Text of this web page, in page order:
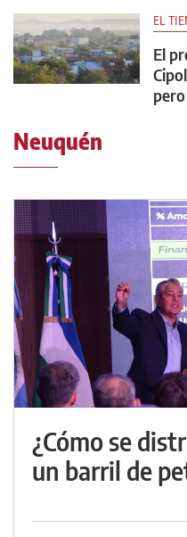
EL
El
Neuquén
¿Cómo se
un barril de